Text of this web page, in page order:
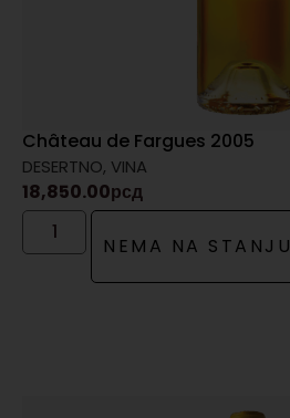
Château de Fargues 2005
DESERTNO, VINA
18,850.00рсд
NEMA NA STANJU